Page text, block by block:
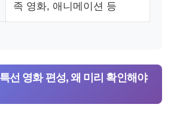
족 영화, 애니메이션 등
선 영화 편성, 왜 미리 확인해야